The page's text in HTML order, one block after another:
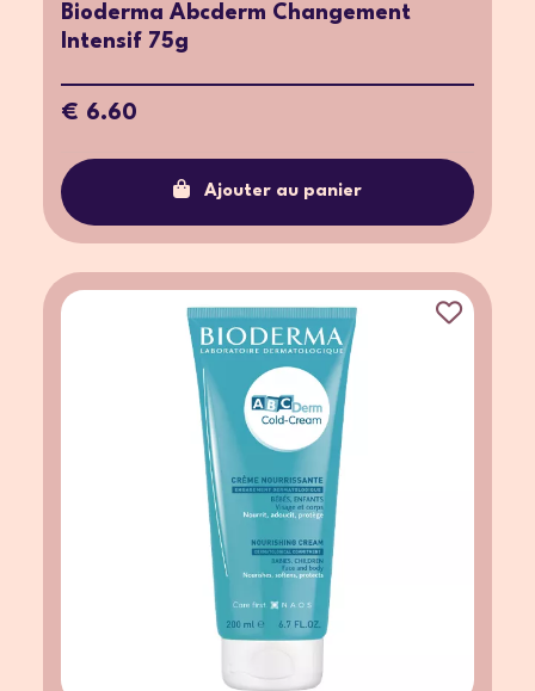
Bioderma Abcderm Changement
Intensif 75g
€ 6.60
Ajouter au panier